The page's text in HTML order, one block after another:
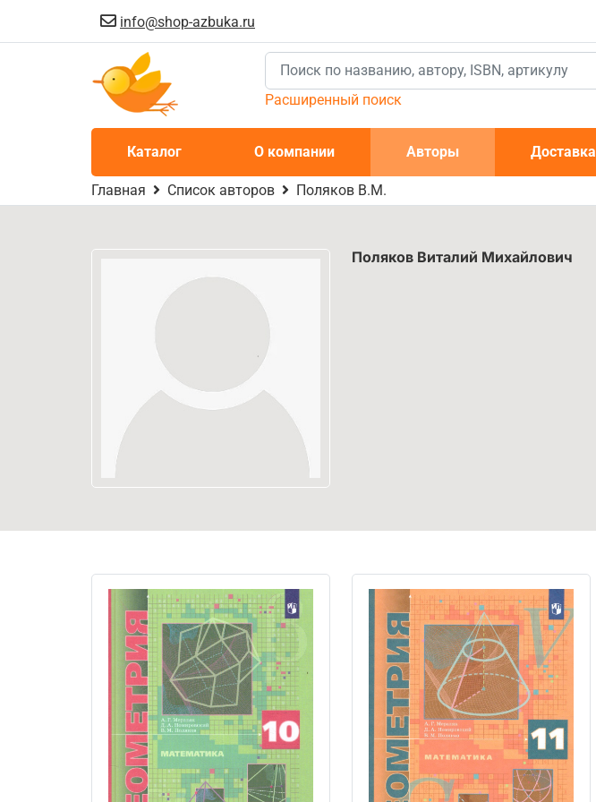
info@shop-azbuka.ru
Расширенный поиск
Каталог О компании Авторы Доставка
Главная Список авторов Поляков В.М.
Поляков Виталий Михайлович